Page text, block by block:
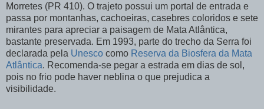
Morretes (PR 410). O trajeto possui um portal de entrada e
passa por montanhas, cachoeiras, casebres coloridos e sete
mirantes para apreciar a paisagem de Mata Atlântica,
bastante preservada. Em 1993, parte do trecho da Serra foi
declarada pela Unesco como Reserva da Biosfera da Mata
Atlântica. Recomenda-se pegar a estrada em dias de sol,
pois no frio pode haver neblina o que prejudica a
visibilidade.